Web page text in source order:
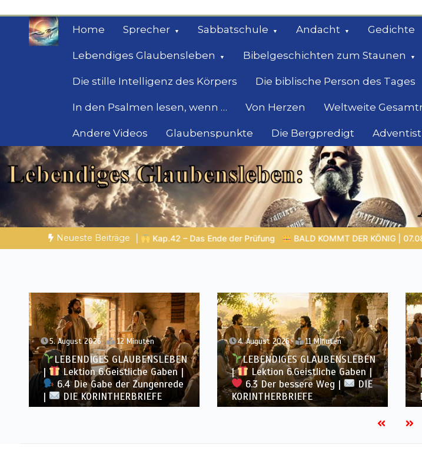
springen
Home Sprecher Sabbatschule Andacht Gedichte
Lebendiges Glaubensleben Bibelgeschichten zum Staunen
Die stille Intelligenz des Körpers Die biblische Person des Tages
In den Psalmen lesen, wenn … Von Herzen Weltweite
Andere Videos Glaubenspunkte Die Bergpredigt
Geheimnisse der Bibel
Biblische Einsichten für Menschen auf der Suche
Neueste Beiträge
– Das Ende der Prüfung BALD KOMMT DER KÖNIG | 07.08.2026 | Gottes Wort heiligt:
4. August 2026 11 Minuten
LEBENDIGES GLAUBENSLEBEN
|
Lektion 6.Geistliche Gaben |
6.3 Der bessere Weg |
DIE
KORINTHERBRIEFE
3. August 2026 12 Minuten
LEBENDIGES GLAUBENSLEBEN
|
Lektion 6.Geistliche Gaben |
6.2 Einheit durch Vielfalt |
DIE KORINTHERBRIEFE
|